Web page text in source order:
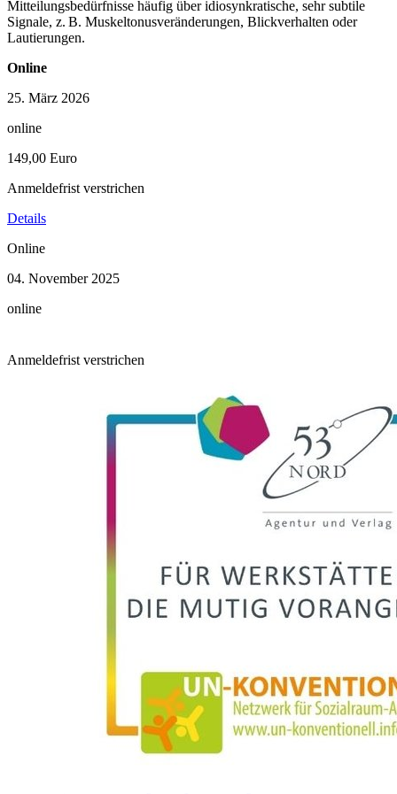
Mitteilungsbedürfnisse häufig über idiosynkratische, sehr subtile
Signale, z. B. Muskeltonusveränderungen, Blickverhalten oder
Lautierungen.
Online
25. März 2026
online
149,00 Euro
Anmeldefrist verstrichen
Details
Online
04. November 2025
online
Anmeldefrist verstrichen